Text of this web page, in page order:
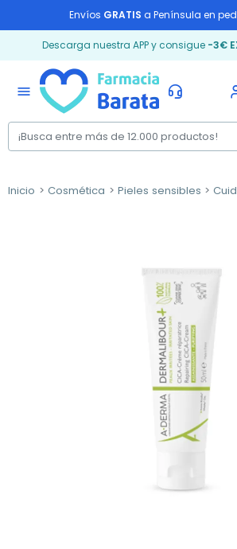
Envíos GRATIS a Península en
Descarga nuestra APP y consigue -3€
menu
Inicio Cosmética Pieles sensibles